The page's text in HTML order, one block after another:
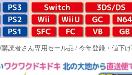
購読者さん専用セール品 / 今年登録・値下